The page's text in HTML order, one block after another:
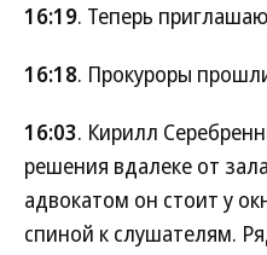
16:19. Теперь
16:18. Прокуроры
16:03. Кирилл
решения вдалеке от
адвокатом он стоит у
спиной к слушателям.